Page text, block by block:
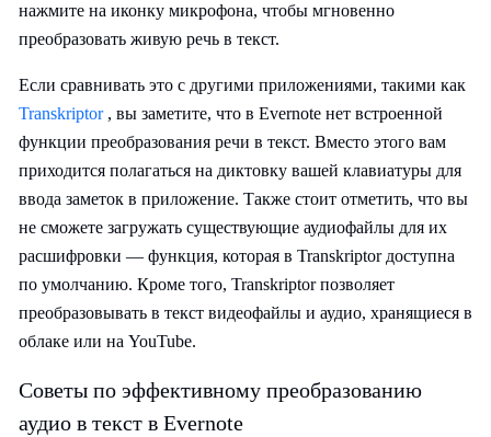
нажмите на иконку микрофона, чтобы мгновенно
преобразовать живую речь в текст.
Если сравнивать это с другими приложениями, такими как
Transkriptor, вы заметите, что в Evernote нет встроенной
функции преобразования речи в текст. Вместо этого вам
приходится полагаться на диктовку вашей клавиатуры для
ввода заметок в приложение. Также стоит отметить, что вы
не сможете загружать существующие аудиофайлы для их
расшифровки — функция, которая в Transkriptor доступна
по умолчанию. Кроме того, Transkriptor позволяет
преобразовывать в текст видеофайлы и аудио, хранящиеся в
облаке или на YouTube.
Советы по эффективному преобразованию
аудио в текст в Evernote